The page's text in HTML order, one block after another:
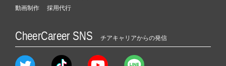
動画制作
採用代行
CheerCareer SNS チアキャリアからの発信